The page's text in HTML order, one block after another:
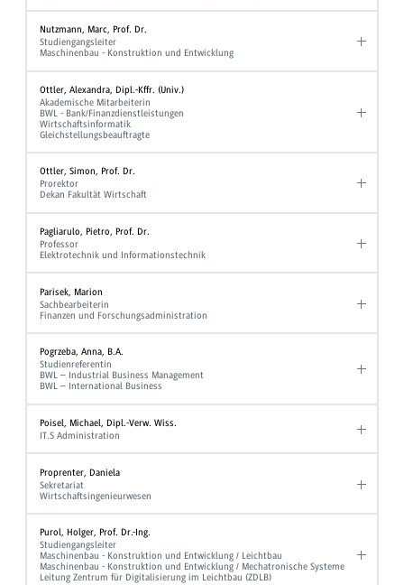
Nutzmann, Marc, Prof. Dr.
Studiengangsleiter
Maschinenbau - Konstruktion und Entwicklung
Ottler, Alexandra, Dipl.-Kffr. (Univ.)
Akademische Mitarbeiterin
BWL - Bank/Finanzdienstleistungen
Wirtschaftsinformatik
Gleichstellungsbeauftragte
Ottler, Simon, Prof. Dr.
Prorektor
Dekan Fakultät Wirtschaft
Pagliarulo, Pietro, Prof. Dr.
Professor
Elektrotechnik und Informationstechnik
Parisek, Marion
Sachbearbeiterin
Finanzen und Forschungsadministration
Pogrzeba, Anna, B.A.
Studienreferentin
BWL – Industrial Business Management
BWL – International Business
Poisel, Michael, Dipl.-Verw. Wiss.
IT.S Administration
Proprenter, Daniela
Sekretariat
Wirtschaftsingenieurwesen
Purol, Holger, Prof. Dr.-Ing.
Studiengangsleiter
Maschinenbau - Konstruktion und Entwicklung / Leichtbau
Maschinenbau - Konstruktion und Entwicklung / Mechatronische Systeme
Leitung Zentrum für Digitalisierung im Leichtbau (ZDLB)